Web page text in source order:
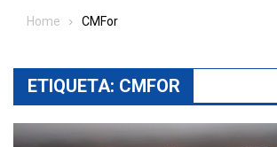
Home CMFor
ETIQUETA: CMFOR